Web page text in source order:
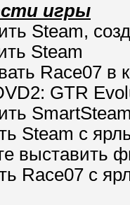
игры
Steam,
Steam
Race07 в
GTR
Steam с
выставить
Race07 с